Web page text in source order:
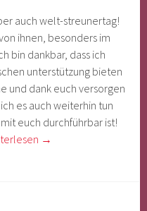
auch welt-streunertag!
ihnen, besonders im
bin dankbar, dass ich
unterstützung bieten
und dank euch versorgen
es auch weiterhin tun
euch durchführbar ist!
→